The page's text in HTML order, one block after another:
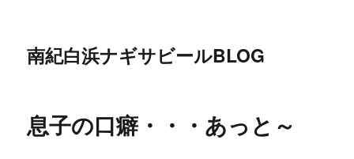
南紀白浜ナギサビールBLOG
息子の口癖・・・あっと～